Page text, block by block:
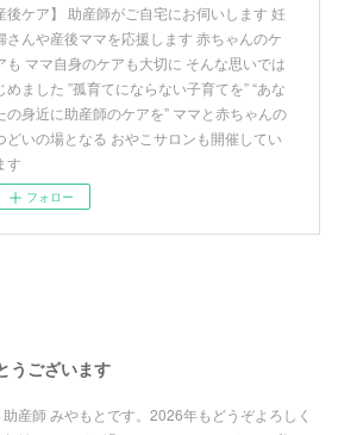
後ケア】 助産師がご自宅にお伺いします 妊
さんや産後ママを応援します 赤ちゃんのケ
も ママ自身のケアも大切に そんな思いでは
めました ”孤育てにならない子育てを” “あな
の身近に助産師のケアを” ママと赤ちゃんの
どいの場となる おやこサロンも開催してい
す
フォロー
うございます
産師 みやもとです。2026年もどうぞよろしく